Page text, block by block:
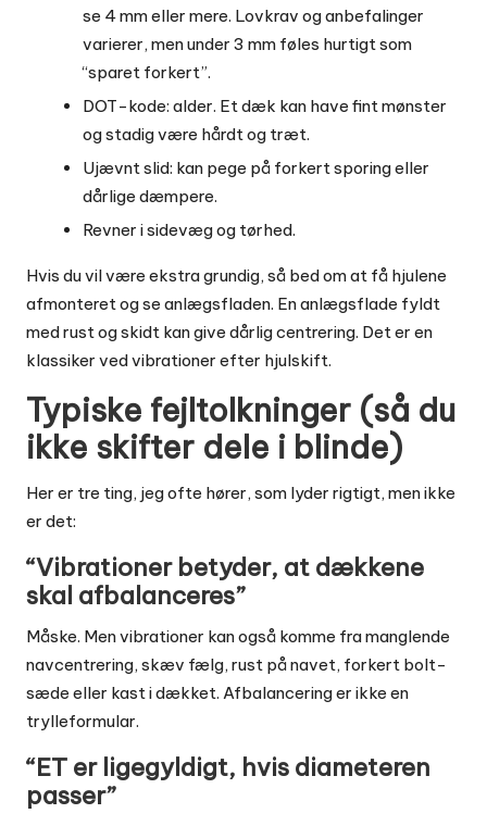
se 4 mm eller mere. Lovkrav og anbefalinger
varierer, men under 3 mm føles hurtigt som
“sparet forkert”.
DOT-kode: alder. Et dæk kan have fint mønster
og stadig være hårdt og træt.
Ujævnt slid: kan pege på forkert sporing eller
dårlige dæmpere.
Revner i sidevæg og tørhed.
Hvis du vil være ekstra grundig, så bed om at få hjulene
afmonteret og se anlægsfladen. En anlægsflade fyldt
med rust og skidt kan give dårlig centrering. Det er en
klassiker ved vibrationer efter hjulskift.
Typiske fejltolkninger (så du
ikke skifter dele i blinde)
Her er tre ting, jeg ofte hører, som lyder rigtigt, men ikke
er det:
“Vibrationer betyder, at dækkene
skal afbalanceres”
Måske. Men vibrationer kan også komme fra manglende
navcentrering, skæv fælg, rust på navet, forkert bolt-
sæde eller kast i dækket. Afbalancering er ikke en
trylleformular.
“ET er ligegyldigt, hvis diameteren
passer”